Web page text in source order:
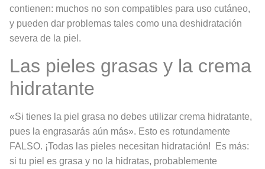
contienen: muchos no son compatibles para uso cutáneo,
y pueden dar problemas tales como una deshidratación
severa de la piel.
Las pieles grasas y la crema
hidratante
«Si tienes la piel grasa no debes utilizar crema hidratante,
pues la engrasarás aún más». Esto es rotundamente
FALSO. ¡Todas las pieles necesitan hidratación! Es más:
si tu piel es grasa y no la hidratas, probablemente